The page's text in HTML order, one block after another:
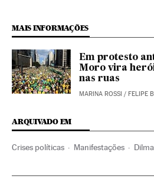
MAIS INFORMAÇÕES
Em protesto
Moro vira
nas ruas
MARINA ROSSI / FELIPE
ARQUIVADO EM
Crises políticas Manifestações